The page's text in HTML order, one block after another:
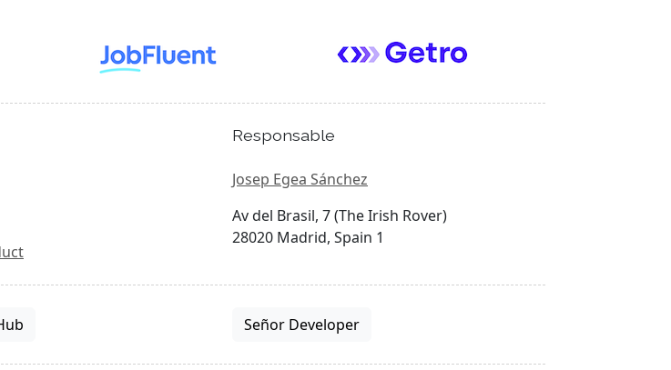
Responsable
Josep Egea Sánchez
Av del Brasil, 7 (The Irish Rover)
28020 Madrid, Spain 1
Señor Developer